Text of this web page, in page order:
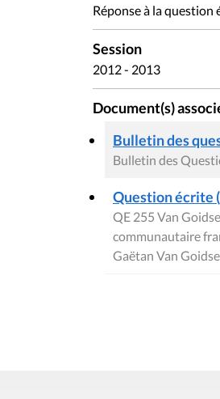
Réponse à la question
Session
2012 - 2013
Document(s)
Bulletin des
Bulletin des
Question écrite
QE 255 Van
communautaire
Gaëtan Van